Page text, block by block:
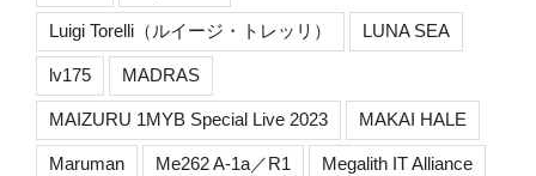
Luigi Torelli（ルイージ・トレッリ） LUNA SEA
lv175 MADRAS
MAIZURU 1MYB Special Live 2023 MAKAI HALE
Maruman Me262 A-1a／R1 Megalith IT Alliance